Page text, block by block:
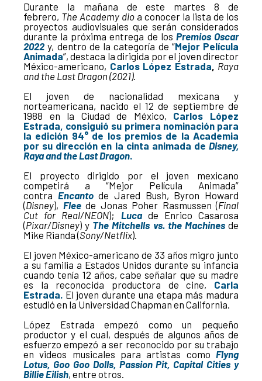
Durante la mañana de este martes 8 de
febrero, The Academy dio a conocer la lista de los
proyectos audiovisuales que serán considerados
durante la próxima entrega de los Premios Oscar
2022y, dentro de la categoría de “Mejor Película
Animada”, destaca la dirigida por el joven director
México-americano, Carlos López Estrada, Raya
and the Last Dragon (2021).
El joven de nacionalidad mexicana y
norteamericana, nacido el 12 de septiembre de
1988 en la Ciudad de México, Carlos López
Estrada, consiguió su primera nominación para
la edición 94° de los premios de la Academia
por su dirección en la cinta animada de Disney,
Raya and the Last Dragon.
El proyecto dirigido por el joven mexicano
competirá a “Mejor Película Animada”
contra Encantode Jared Bush, Byron Howard
(Disney), Flee de Jonas Poher Rasmussen (Final
Cut for Real/NEON); Lucade Enrico Casarosa
(Pixar/Disney) y The Mitchells vs. the Machines de
Mike Rianda (Sony/Netflix).
El joven México-americano de 33 años migro junto
a su familia a Estados Unidos durante su infancia
cuando tenía 12 años, cabe señalar que su madre
es la reconocida productora de cine, Carla
Estrada. El joven durante una etapa más madura
estudió en la Universidad Chapman en California.
López Estrada empezó como un pequeño
productor y el cual, después de algunos años de
esfuerzo empezó a ser reconocido por su trabajo
en videos musicales para artistas como Flyng
Lotus, Goo Goo Dolls, Passion Pit, Capital Cities y
Billie Eilish, entre otros.